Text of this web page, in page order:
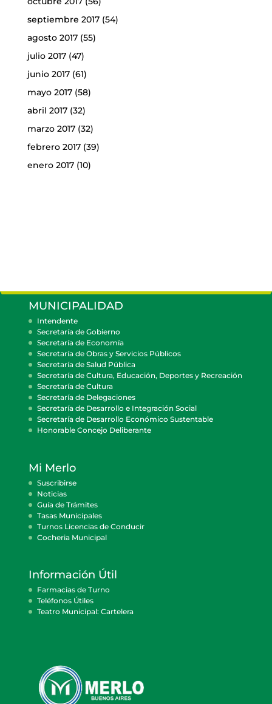
septiembre 2017(54)
agosto 2017(55)
julio 2017(47)
junio 2017(61)
mayo 2017(58)
abril 2017(32)
marzo 2017(32)
febrero 2017(39)
enero 2017(10)
MUNICIPALIDAD
Intendente
Secretaría de Gobierno
Secretaría de Economía
Secretaría de Obras y Servicios Públicos
Secretaría de Salud Pública
Secretaría de Cultura, Educación, Deportes y Recreación
Secretaría de Cultura
Secretaría de Delegaciones
Secretaría de Desarrollo e Integración Social
Secretaría de Desarrollo Económico Sustentable
Honorable Concejo Deliberante
Mi Merlo
Suscribirse
Noticias
Guía de Trámites
Tasas Municipales
Turnos Licencias de Conducir
Cocheria Municipal
Información Útil
Farmacias de Turno
Teléfonos Útiles
Teatro Municipal: Cartelera